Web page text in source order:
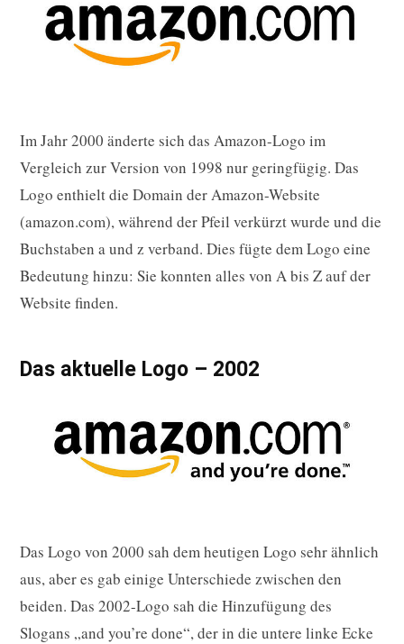
Im Jahr 2000 änderte sich das Amazon-Logo im
Vergleich zur Version von 1998 nur geringfügig. Das
Logo enthielt die Domain der Amazon-Website
(amazon.com), während der Pfeil verkürzt wurde und die
Buchstaben a und z verband. Dies fügte dem Logo eine
Bedeutung hinzu: Sie konnten alles von A bis Z auf der
Website finden.
Das aktuelle Logo – 2002
Das Logo von 2000 sah dem heutigen Logo sehr ähnlich
aus, aber es gab einige Unterschiede zwischen den
beiden. Das 2002-Logo sah die Hinzufügung des
Slogans „and you’re done“, der in die untere linke Ecke